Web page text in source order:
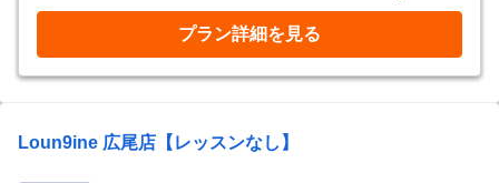
プラン詳細を見る
Loun9ine 広尾店【レッスンなし】